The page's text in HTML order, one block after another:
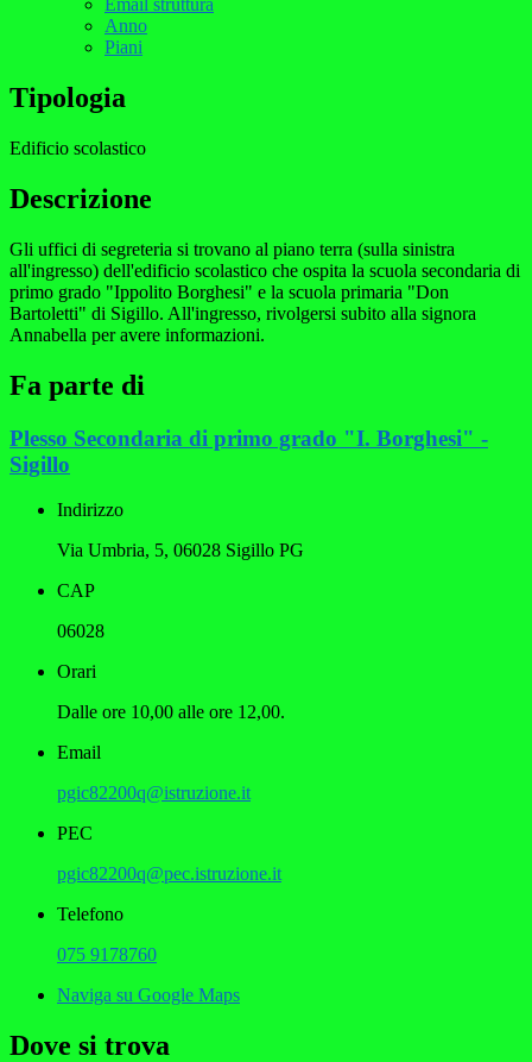
Email struttura
Anno
Piani
Tipologia
Edificio scolastico
Descrizione
Gli uffici di segreteria si trovano al piano terra (sulla sinistra
all'ingresso) dell'edificio scolastico che ospita la scuola secondaria di
primo grado "Ippolito Borghesi" e la scuola primaria "Don
Bartoletti" di Sigillo. All'ingresso, rivolgersi subito alla signora
Annabella per avere informazioni.
Fa parte di
Plesso Secondaria di primo grado "I. Borghesi" -
Sigillo
Indirizzo
Via Umbria, 5, 06028 Sigillo PG
CAP
06028
Orari
Dalle ore 10,00 alle ore 12,00.
Email
pgic82200q@istruzione.it
PEC
pgic82200q@pec.istruzione.it
Telefono
075 9178760
Naviga su Google Maps
Dove si trova